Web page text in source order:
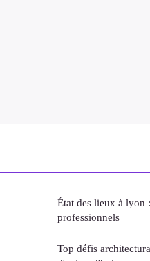
État des lieux à lyon
professionnels
Top défis